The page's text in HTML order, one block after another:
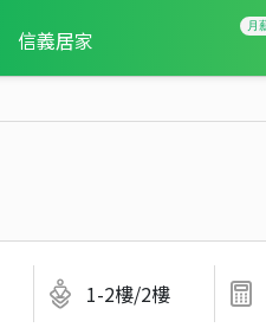
信義居家
1-2樓/2樓